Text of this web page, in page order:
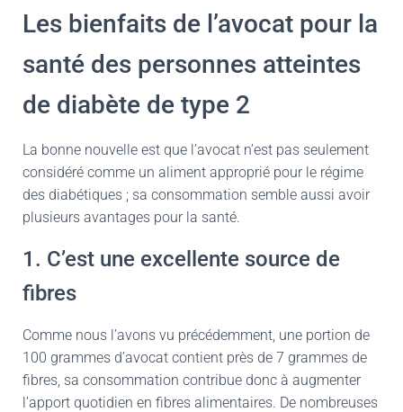
Les bienfaits de l’avocat pour la
santé des personnes atteintes
de diabète de type 2
La bonne nouvelle est que l’avocat n’est pas seulement
considéré comme un aliment approprié pour le régime
des diabétiques ; sa consommation semble aussi avoir
plusieurs avantages pour la santé.
1. C’est une excellente source de
fibres
Comme nous l’avons vu précédemment, une portion de
100 grammes d’avocat contient près de 7 grammes de
fibres, sa consommation contribue donc à augmenter
l’apport quotidien en fibres alimentaires. De nombreuses